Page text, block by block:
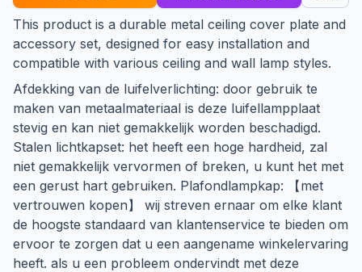
This product is a durable metal ceiling cover plate and
accessory set, designed for easy installation and
compatible with various ceiling and wall lamp styles.
Afdekking van de luifelverlichting: door gebruik te
maken van metaalmateriaal is deze luifellampplaat
stevig en kan niet gemakkelijk worden beschadigd.
Stalen lichtkapset: het heeft een hoge hardheid, zal
niet gemakkelijk vervormen of breken, u kunt het met
een gerust hart gebruiken. Plafondlampkap: 【met
vertrouwen kopen】 wij streven ernaar om elke klant
de hoogste standaard van klantenservice te bieden om
ervoor te zorgen dat u een aangename winkelervaring
heeft. als u een probleem ondervindt met deze